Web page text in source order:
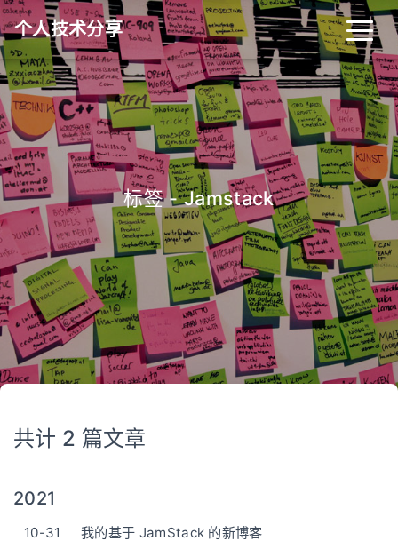
个人技术分享
首页 归档 分类
标签 关于 友链
RSS 搜索 关灯
标签 - Jamstack
共计 2 篇文章
2021
10-31
我的基于 JamStack 的新博客